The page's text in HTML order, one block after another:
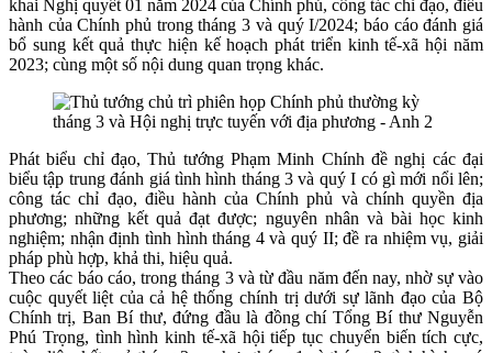
khai Nghị quyết 01 năm 2024 của Chính phủ, công tác chỉ đạo, điều
hành của Chính phủ trong tháng 3 và quý I/2024; báo cáo đánh giá
bổ sung kết quả thực hiện kế hoạch phát triển kinh tế-xã hội năm
2023; cùng một số nội dung quan trọng khác.
Phát biểu chỉ đạo, Thủ tướng Phạm Minh Chính đề nghị các đại
biểu tập trung đánh giá tình hình tháng 3 và quý I có gì mới nổi lên;
công tác chỉ đạo, điều hành của Chính phủ và chính quyền địa
phương; những kết quả đạt được; nguyên nhân và bài học kinh
nghiệm; nhận định tình hình tháng 4 và quý II; đề ra nhiệm vụ, giải
pháp phù hợp, khả thi, hiệu quả.
Theo các báo cáo, trong tháng 3 và từ đầu năm đến nay, nhờ sự vào
cuộc quyết liệt của cả hệ thống chính trị dưới sự lãnh đạo của Bộ
Chính trị, Ban Bí thư, đứng đầu là đồng chí Tổng Bí thư Nguyễn
Phú Trọng, tình hình kinh tế-xã hội tiếp tục chuyển biến tích cực,